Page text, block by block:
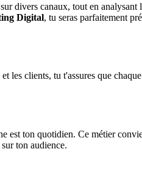
divers canaux, tout en analysant
Digital, tu seras parfaitement
les clients, tu t'assures que
est ton quotidien. Ce métier
ton audience.